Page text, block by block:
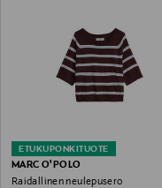
ETUKUPONKITUOTE
MARC O'POLO
Raidallinen neulepusero